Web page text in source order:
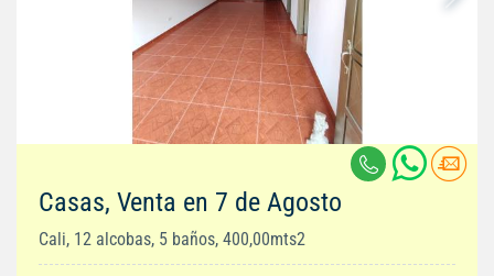
Casas, Venta en 7 de Agosto
Cali, 12 alcobas, 5 baños, 400,00mts2